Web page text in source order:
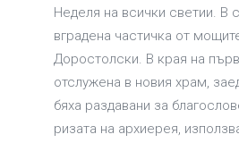
Неделя на всички светии. В
вградена частичка от
Доростолски. В края на
отслужена в новия храм,
бяха раздавани за
ризата на архиерея,